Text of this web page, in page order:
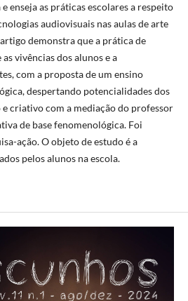
enseja as práticas escolares a respeito
audiovisuais nas aulas de arte
demonstra que a prática de
vivências dos alunos e a
com a proposta de um ensino
despertando potencialidades dos
criativo com a mediação do professor
de base fenomenológica. Foi
ação. O objeto de estudo é a
pelos alunos na escola.